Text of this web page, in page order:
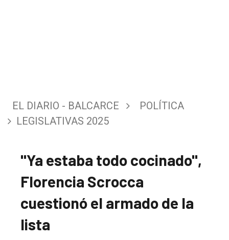
EL DIARIO - BALCARCE
POLÍTICA
LEGISLATIVAS 2025
"Ya estaba todo cocinado",
Florencia Scrocca
cuestionó el armado de la
lista